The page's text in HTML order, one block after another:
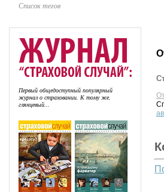
Список тегов
Первый общедоступный популярный
журнал о страховании. К тому же,
глянцевый...